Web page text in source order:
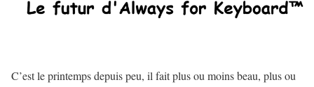
C’est le printemps depuis peu, il fait plus ou moins beau, plus ou